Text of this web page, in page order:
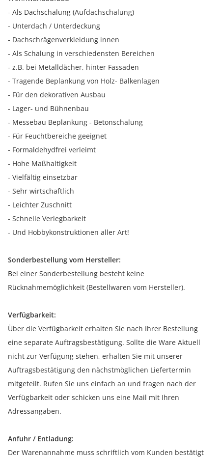
- Als Dachschalung (Aufdachschalung)
- Unterdach / Unterdeckung
- Dachschrägenverkleidung innen
- Als Schalung in verschiedensten Bereichen
- z.B. bei Metalldächer, hinter Fassaden
- Tragende Beplankung von Holz- Balkenlagen
- Für den dekorativen Ausbau
- Lager- und Bühnenbau
- Messebau Beplankung - Betonschalung
- Für Feuchtbereiche geeignet
- Formaldehydfrei verleimt
- Hohe Maßhaltigkeit
- Vielfältig einsetzbar
- Sehr wirtschaftlich
- Leichter Zuschnitt
- Schnelle Verlegbarkeit
- Und Hobbykonstruktionen aller Art!
Sonderbestellung vom Hersteller:
Bei einer Sonderbestellung besteht keine
Rücknahmemöglichkeit (Bestellwaren vom Hersteller).
Verfügbarkeit:
Über die Verfügbarkeit erhalten Sie nach Ihrer Bestellung
eine separate Auftragsbestätigung. Sollte die Ware Aktuell
nicht zur Verfügung stehen, erhalten Sie mit unserer
Auftragsbestätigung den nächstmöglichen Liefertermin
mitgeteilt. Rufen Sie uns einfach an und fragen nach der
Verfügbarkeit oder schicken uns eine Mail mit Ihren
Adressangaben.
Anfuhr / Entladung:
Der Warenannahme muss schriftlich vom Kunden bestätigt